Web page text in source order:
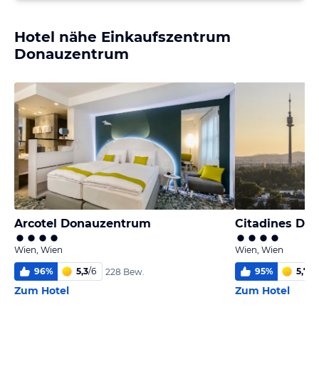
Hotel nähe Einkaufszentrum
Donauzentrum
Arcotel Donauzentrum
Wien, Wien
96% 5,3/6 228 Bew.
Zum Hotel
Citadines
Wien, Wien
95% 5,7
Zum Hotel